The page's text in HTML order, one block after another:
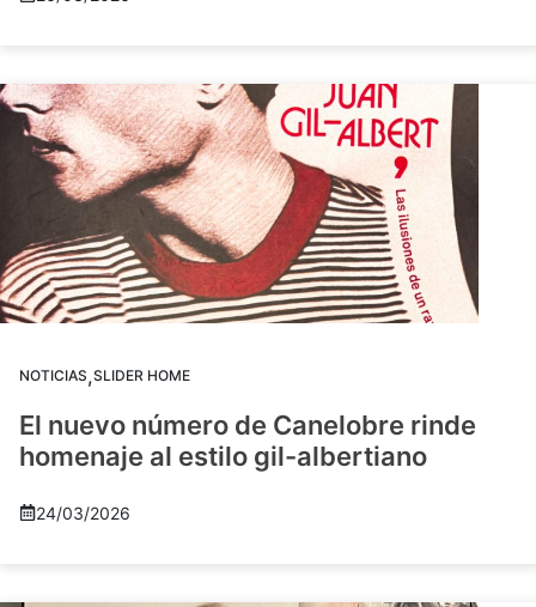
NOTICIAS,SLIDER HOME
El nuevo número de Canelobre rinde
homenaje al estilo gil-albertiano
24/03/2026